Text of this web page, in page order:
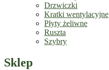
Drzwiczki
Kratki wentylacyjne
Płyty żeliwne
Ruszta
Szybry
Sklep